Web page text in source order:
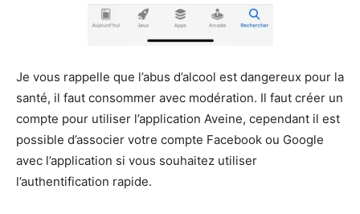
Je vous rappelle que l’abus d’alcool est dangereux pour la
santé, il faut consommer avec modération. Il faut créer un
compte pour utiliser l’application Aveine, cependant il est
possible d’associer votre compte Facebook ou Google
avec l’application si vous souhaitez utiliser
l’authentification rapide.